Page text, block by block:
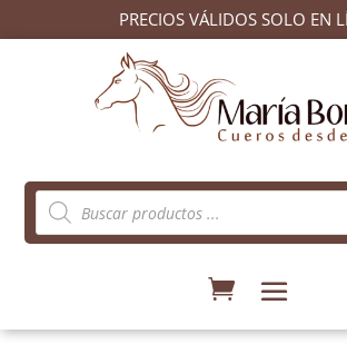
PRECIOS VÁLIDOS SOLO EN
Búsqueda
de
productos